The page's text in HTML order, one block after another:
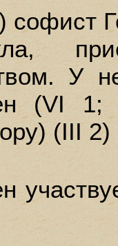
софист
У
(VI 1;
(III 2)